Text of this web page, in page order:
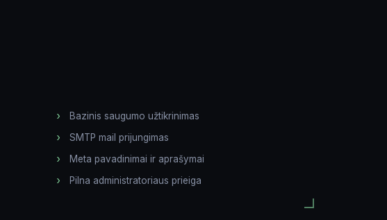
Komentarai apie projektą
Bazinis saugumo užtikrinimas
SMTP mail prijungimas
Meta pavadinimai ir aprašymai
Pilna administratoriaus prieiga